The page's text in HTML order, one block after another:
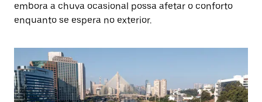
embora a chuva ocasional possa afetar o conforto
enquanto se espera no exterior.